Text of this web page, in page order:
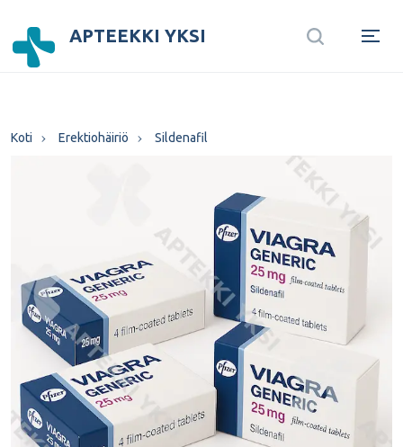
APTEEKKI YKSI
Koti Erektiohäiriö Sildenafil